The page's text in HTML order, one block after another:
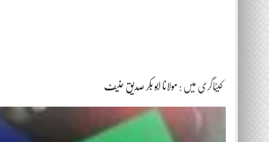
کیٹاگری میں : مولانا ابو بکر صدیق حنیف